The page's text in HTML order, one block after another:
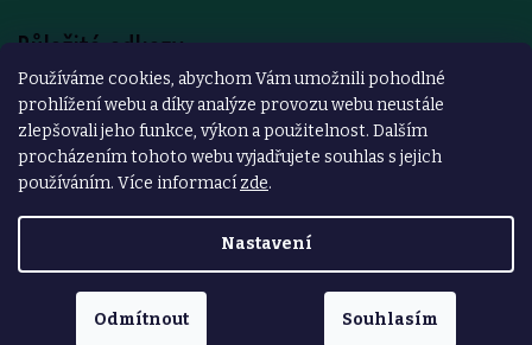
Používáme cookies, abychom Vám umožnili pohodlné
prohlížení webu a díky analýze provozu webu neustále
zlepšovali jeho funkce, výkon a použitelnost. Dalším
procházením tohoto webu vyjadřujete souhlas s jejich
používáním. Více informací zde.
Nastavení
Odmítnout Souhlasím
Důležité odkazy
Reklamace a vrácení zboží
Obchodní podmínky
Podmínky ochrany osobních údajů